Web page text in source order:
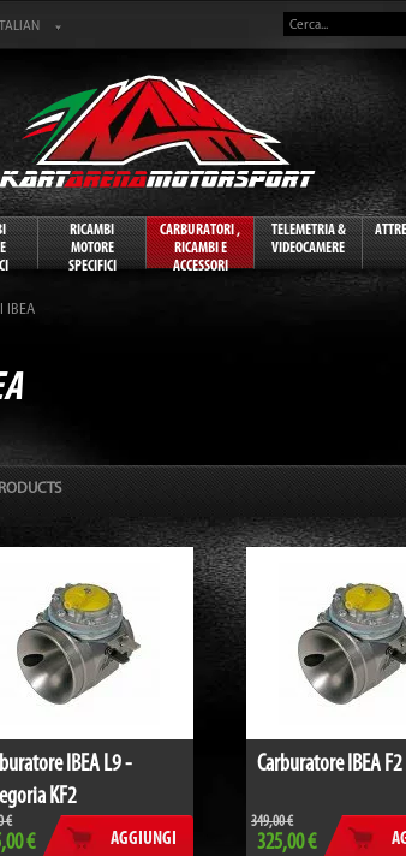
RICAMBI
MOTORE
SPECIFICI
CARBURATORI ,
RICAMBI E
ACCESSORI
TELEMETRIA &
VIDEOCAMERE
IBEA
IBEA L9 -
KF2
€
€ AGGIUNGI
Carburatore IBEA F2
349,00 €
325,00 €